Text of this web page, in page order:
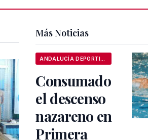
Más Noticias
Consumado
el descenso
nazareno en
Primera